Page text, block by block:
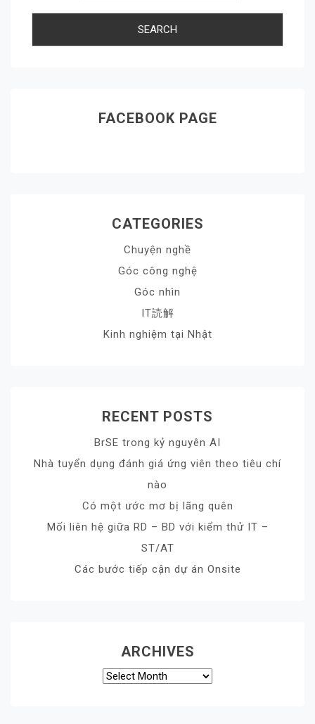
FACEBOOK PAGE
CATEGORIES
Chuyện nghề
Góc công nghệ
Góc nhìn
IT読解
Kinh nghiệm tại Nhật
RECENT POSTS
BrSE trong kỷ nguyên AI
Nhà tuyển dụng đánh giá ứng viên theo tiêu chí
nào
Có một ước mơ bị lãng quên
Mối liên hệ giữa RD – BD với kiểm thử IT –
ST/AT
Các bước tiếp cận dự án Onsite
ARCHIVES
Archives